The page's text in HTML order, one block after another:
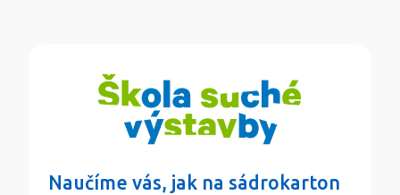
Naučíme vás, jak na sádrokarton